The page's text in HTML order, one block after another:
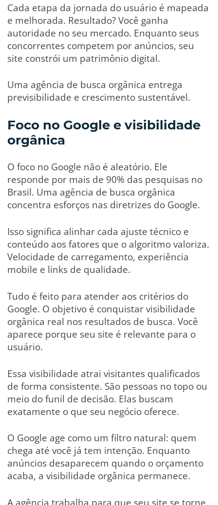
Cada etapa da jornada do usuário é mapeada
e melhorada. Resultado? Você ganha
autoridade no seu mercado. Enquanto seus
concorrentes competem por anúncios, seu
site constrói um patrimônio digital.
Uma agência de busca orgânica entrega
previsibilidade e crescimento sustentável.
Foco no Google e visibilidade
orgânica
O foco no Google não é aleatório. Ele
responde por mais de 90% das pesquisas no
Brasil. Uma agência de busca orgânica
concentra esforços nas diretrizes do Google.
Isso significa alinhar cada ajuste técnico e
conteúdo aos fatores que o algoritmo valoriza.
Velocidade de carregamento, experiência
mobile e links de qualidade.
Tudo é feito para atender aos critérios do
Google. O objetivo é conquistar visibilidade
orgânica real nos resultados de busca. Você
aparece porque seu site é relevante para o
usuário.
Essa visibilidade atrai visitantes qualificados
de forma consistente. São pessoas no topo ou
meio do funil de decisão. Elas buscam
exatamente o que seu negócio oferece.
O Google age como um filtro natural: quem
chega até você já tem intenção. Enquanto
anúncios desaparecem quando o orçamento
acaba, a visibilidade orgânica permanece.